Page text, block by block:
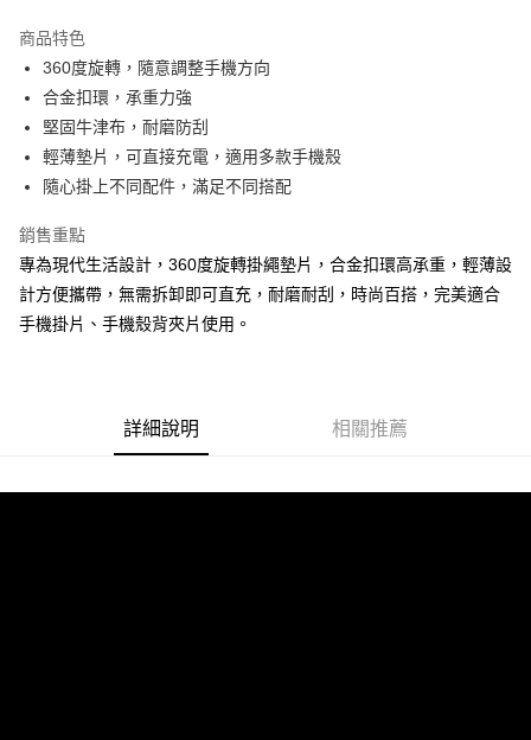
Apple Pay
街口支付
悠遊付
ATM付款
全家取貨付款
每筆NT$65，滿NT$690(含以上)免運費
商品特色
360度旋轉，隨意調整手機方向
合金扣環，承重力強
堅固牛津布，耐磨防刮
輕薄墊片，可直接充電，適用多款手機殼
隨心掛上不同配件，滿足不同搭配
銷售重點
專為現代生活設計，360度旋轉掛繩墊片，合金扣環高承重，輕薄設
計方便攜帶，無需拆卸即可直充，耐磨耐刮，時尚百搭，完美適合
手機掛片、手機殼背夾片使用。
詳細說明 相關推薦